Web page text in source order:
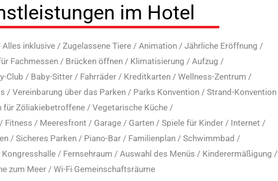
im Hotel
Alles inklusive / Zugelassene Tiere / Animation / Jährliche Eröffnung /
Fachmessen / Brücken öffnen / Klimatisierung / Aufzug /
Club / Baby-Sitter / Fahrräder / Kreditkarten / Wellness-Zentrum /
/ Vereinbarung über das Parken / Parks Konvention / Strand-Konvention
für Zöliakiebetroffene / Vegetarische Küche /
/ Fitness / Meeresfront / Garage / Garten / Spiele für Kinder / Internet /
/ Sicheres Parken / Piano-Bar / Familienplan / Schwimmbad /
Kongresshalle / Fernsehraum / Auswahl des Menüs / Kinderermäßigung /
zum Meer / Wi-Fi Gemeinschaftsräume